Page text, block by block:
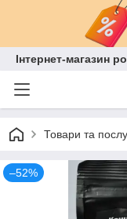
Інтернет-магазин
Товари та
–52%